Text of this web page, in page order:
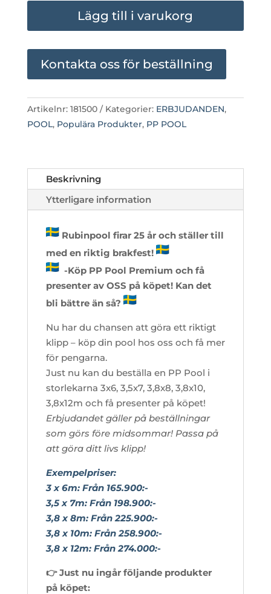
PREMIUM
-
FRÅN
Lägg till i varukorg
Kontakta oss för beställning
Artikelnr: 181500 Kategorier: ERBJUDANDEN,
POOL, Populära Produkter, PP POOL
Beskrivning
Ytterligare information
Rubinpool firar 25 år och ställer till
med en riktig brakfest!
-Köp PP Pool Premium och få
presenter av OSS på köpet! Kan det
bli bättre än så?
Nu har du chansen att göra ett riktigt
klipp – köp din pool hos oss och få mer
för pengarna.
Just nu kan du beställa en PP Pool i
storlekarna 3x6, 3,5x7, 3,8x8, 3,8x10,
3,8x12m och få presenter på köpet!
Erbjudandet gäller på beställningar
som görs före midsommar! Passa på
att göra ditt livs klipp!
Exempelpriser:
3 x 6m: Från 165.900:-
3,5 x 7m: Från 198.900:-
3,8 x 8m: Från 225.900:-
3,8 x 10m: Från 258.900:-
3,8 x 12m: Från 274.000:-
👉 Just nu ingår följande produkter
på köpet: